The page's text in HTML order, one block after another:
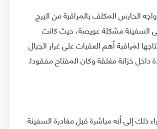
وفي عام 1912 واجه الحارس المكلف بالمراقبة من البرج
السفينة مشكلة عويصة، حيث كانت
لمراقبة أهم العقبات على غرار الجبال
داخل خزانة مغلقة وكان المفتاح مفقودا.
ذلك إلى أنه مباشرة قبل مغادرة السفينة